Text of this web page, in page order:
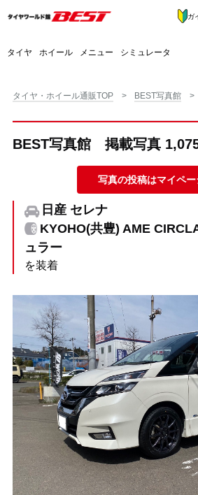
タイヤ ホイール メニュー シミュレータ
ガ
タイヤ・ホイール通販TOP BEST写真館
BEST写真館 掲載写真
写真の投稿はマイペー
日産 セレナ
KYOHO(共豊) AME
ュラー
を装着